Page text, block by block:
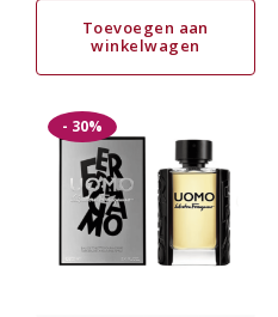
Toevoegen aan
winkelwagen
- 30%
Dit
product
heeft
meerdere
variaties.